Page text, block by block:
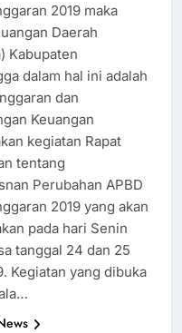
2019 maka
Daerah
Kabupaten
dalam hal ini adalah
dan
Keuangan
kegiatan Rapat
tentang
Perubahan APBD
2019 yang akan
pada hari Senin
tanggal 24 dan 25
Kegiatan yang dibuka